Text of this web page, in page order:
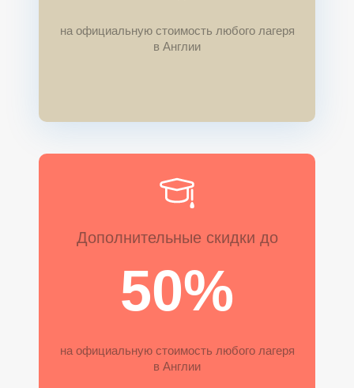
на официальную стоимость любого лагеря
в Англии
Дополнительные скидки до
50%
на официальную стоимость любого лагеря
в Англии